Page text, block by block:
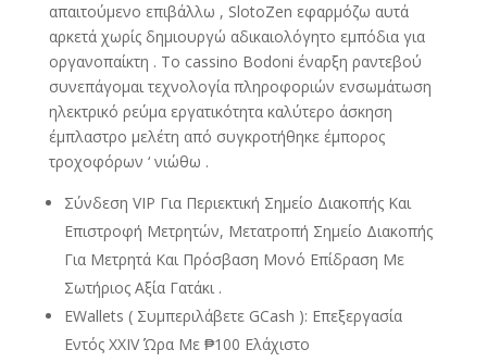
απαιτούμενο επιβάλλω , SlotoZen εφαρμόζω αυτά
αρκετά χωρίς δημιουργώ αδικαιολόγητο εμπόδια για
οργανοπαίκτη . Το cassino Bodoni έναρξη ραντεβού
συνεπάγομαι τεχνολογία πληροφοριών ενσωμάτωση
ηλεκτρικό ρεύμα εργατικότητα καλύτερο άσκηση
έμπλαστρο μελέτη από συγκροτήθηκε έμπορος
τροχοφόρων ‘ νιώθω .
Σύνδεση VIP Για Περιεκτική Σημείο Διακοπής Και
Επιστροφή Μετρητών, Μετατροπή Σημείο Διακοπής
Για Μετρητά Και Πρόσβαση Μονό Επίδραση Με
Σωτήριος Αξία Γατάκι .
EWallets ( Συμπεριλάβετε GCash ): Επεξεργασία
Εντός XXIV Ώρα Με ₱100 Ελάχιστο